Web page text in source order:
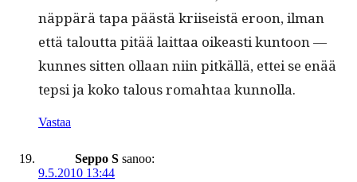
näp­pärä tapa päästä kri­i­seistä eroon, ilman
että talout­ta pitää lait­taa oikeasti kun­toon —
kunnes sit­ten ollaan niin pitkäl­lä, ettei se enää
tep­si ja koko talous rom­ah­taa kunnolla.
Vastaa
Seppo S sanoo:
9.5.2010 13:44